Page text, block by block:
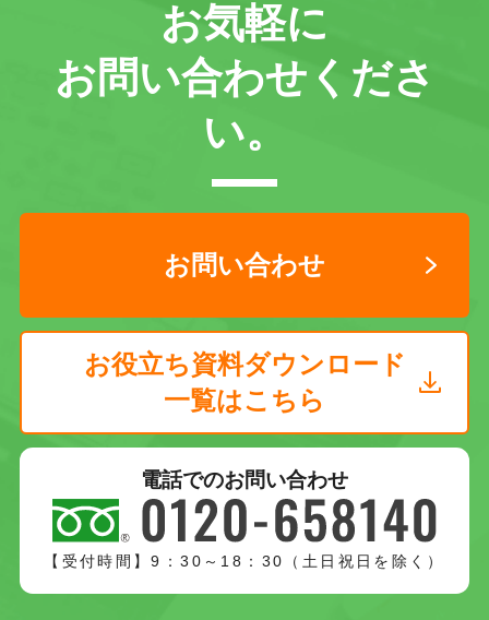
お気軽に
お問い合わせくださ
い。
お問い合わせ
お役立ち資料ダウンロード
一覧はこちら
電話でのお問い合わせ
【受付時間】9：30～18：30（土日祝日を除く）